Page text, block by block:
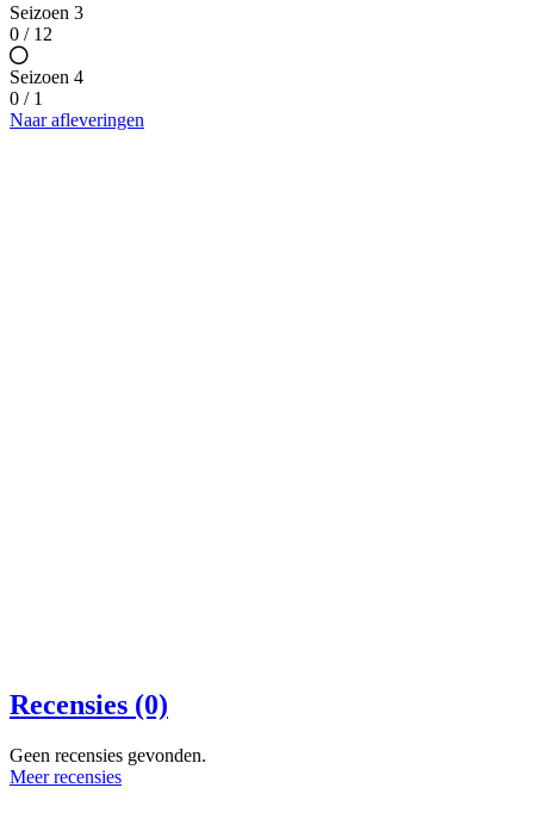
Seizoen 3
0 / 12
Seizoen 4
0 / 1
Naar afleveringen
Recensies (0)
Geen recensies gevonden.
Meer recensies